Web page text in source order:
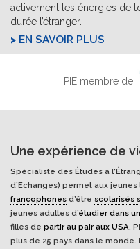
activement les énergies de
durée l’étranger.
EN SAVOIR PLUS
PIE membre de
Une expérience de
Spécialiste des Études à
d’Echanges) permet aux
francophones d’être scolarisés
jeunes adultes d’étudier dans
filles de partir au pair aux USA.
plus de 25 pays dans le